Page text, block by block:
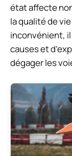
état affecte
la qualité de
inconvénient,
causes et
dégager les